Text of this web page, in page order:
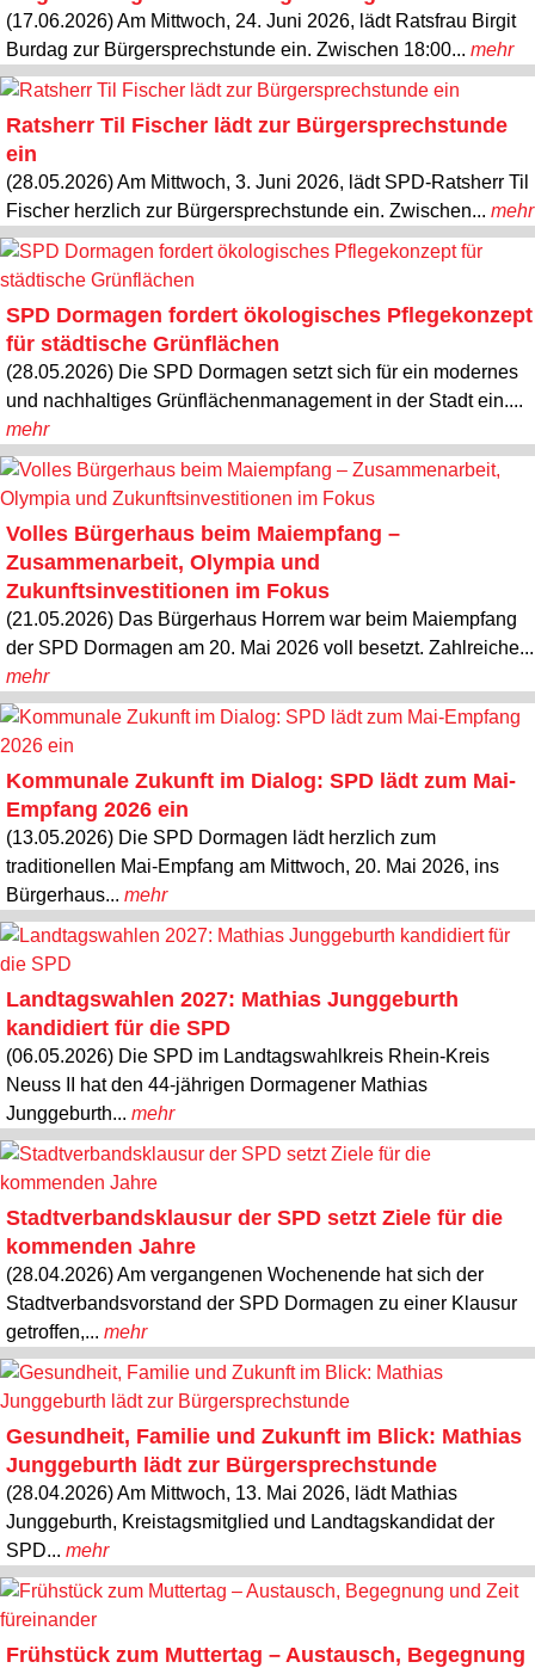
(17.06.2026) Am Mittwoch, 24. Juni 2026, lädt Ratsfrau Birgit
Burdag zur Bürgersprechstunde ein. Zwischen 18:00... mehr
Ratsherr Til Fischer lädt zur Bürgersprechstunde
ein
(28.05.2026) Am Mittwoch, 3. Juni 2026, lädt SPD-Ratsherr Til
Fischer herzlich zur Bürgersprechstunde ein. Zwischen... mehr
SPD Dormagen fordert ökologisches Pflegekonzept
für städtische Grünflächen
(28.05.2026) Die SPD Dormagen setzt sich für ein modernes
und nachhaltiges Grünflächenmanagement in der Stadt ein....
mehr
Volles Bürgerhaus beim Maiempfang –
Zusammenarbeit, Olympia und
Zukunftsinvestitionen im Fokus
(21.05.2026) Das Bürgerhaus Horrem war beim Maiempfang
der SPD Dormagen am 20. Mai 2026 voll besetzt. Zahlreiche...
mehr
Kommunale Zukunft im Dialog: SPD lädt zum Mai-
Empfang 2026 ein
(13.05.2026) Die SPD Dormagen lädt herzlich zum
traditionellen Mai-Empfang am Mittwoch, 20. Mai 2026, ins
Bürgerhaus... mehr
Landtagswahlen 2027: Mathias Junggeburth
kandidiert für die SPD
(06.05.2026) Die SPD im Landtagswahlkreis Rhein-Kreis
Neuss II hat den 44-jährigen Dormagener Mathias
Junggeburth... mehr
Stadtverbandsklausur der SPD setzt Ziele für die
kommenden Jahre
(28.04.2026) Am vergangenen Wochenende hat sich der
Stadtverbandsvorstand der SPD Dormagen zu einer Klausur
getroffen,... mehr
Gesundheit, Familie und Zukunft im Blick: Mathias
Junggeburth lädt zur Bürgersprechstunde
(28.04.2026) Am Mittwoch, 13. Mai 2026, lädt Mathias
Junggeburth, Kreistagsmitglied und Landtagskandidat der
SPD... mehr
Frühstück zum Muttertag – Austausch, Begegnung